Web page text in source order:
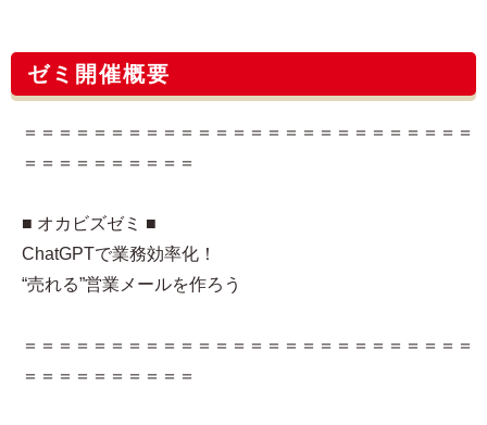
ゼミ開催概要
＝＝＝＝＝＝＝＝＝＝＝＝＝＝＝＝＝＝＝＝＝＝＝＝＝＝
＝＝＝＝＝＝＝＝＝＝
■ オカビズゼミ ■
ChatGPTで業務効率化！
“売れる”営業メールを作ろう
＝＝＝＝＝＝＝＝＝＝＝＝＝＝＝＝＝＝＝＝＝＝＝＝＝＝
＝＝＝＝＝＝＝＝＝＝